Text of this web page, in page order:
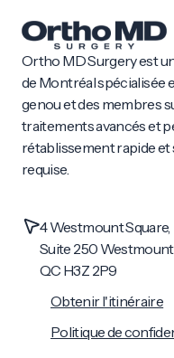
Ortho MD Surgery est
de Montréal spécialisée
genou et des membres
traitements avancés et
rétablissement rapide
requise.
4 Westmount Square,
Suite 250
QC H3Z 2P9
Obtenir l'itinéraire
Politique de